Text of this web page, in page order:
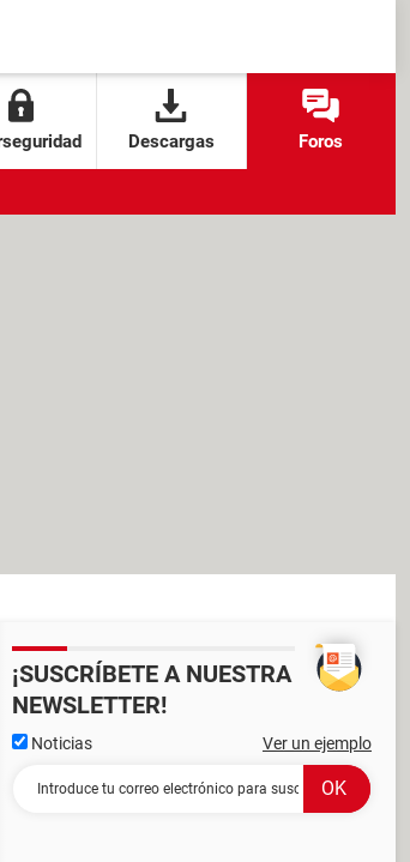
Descargas Foros
¡SUSCRÍBETE A NUESTRA
NEWSLETTER!
Noticias Ver un ejemplo